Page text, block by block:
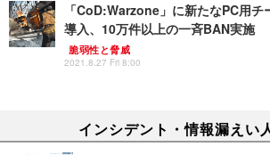
「CoD:Warzone」に新たなPC用
導入、10万件以上の一斉BAN実施
脆弱性と脅威
2021.8.27 Fri 8:00
インシデント・情報漏えい